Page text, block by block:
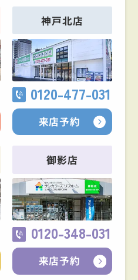
神戸北店
0120-477-031
来店予約
御影店
0120-348-031
来店予約